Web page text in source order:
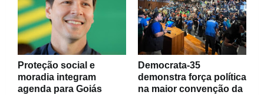
Proteção social e
moradia integram
agenda para Goiás
Democrata-35
demonstra força política
na maior convenção da